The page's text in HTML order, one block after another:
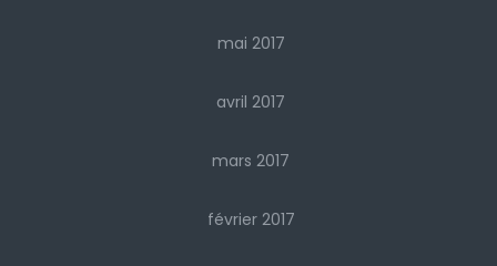
mai 2017
avril 2017
mars 2017
février 2017